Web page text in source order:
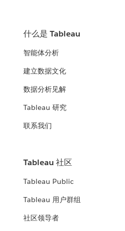
什么是 Tableau
智能体分析
建立数据文化
数据分析见解
Tableau 研究
联系我们
Tableau 社区
Tableau Public
Tableau 用户群组
社区领导者